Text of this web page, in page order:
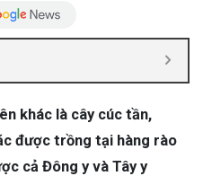
khác là cây cúc tần,
được trồng tại hàng rào
cả Đông y và Tây y